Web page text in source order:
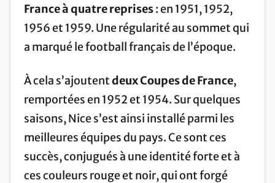
France à quatre reprises: en 1951, 1952,
1956 et 1959. Une régularité au sommet qui
a marqué le football français de l’époque.
À cela s’ajoutentdeux Coupes de France,
remportées en 1952 et 1954. Sur quelques
saisons, Nice s’est ainsi installé parmi les
meilleures équipes du pays. Ce sont ces
succès, conjugués à une identité forte et à
ces couleurs rouge et noir, qui ont forgé